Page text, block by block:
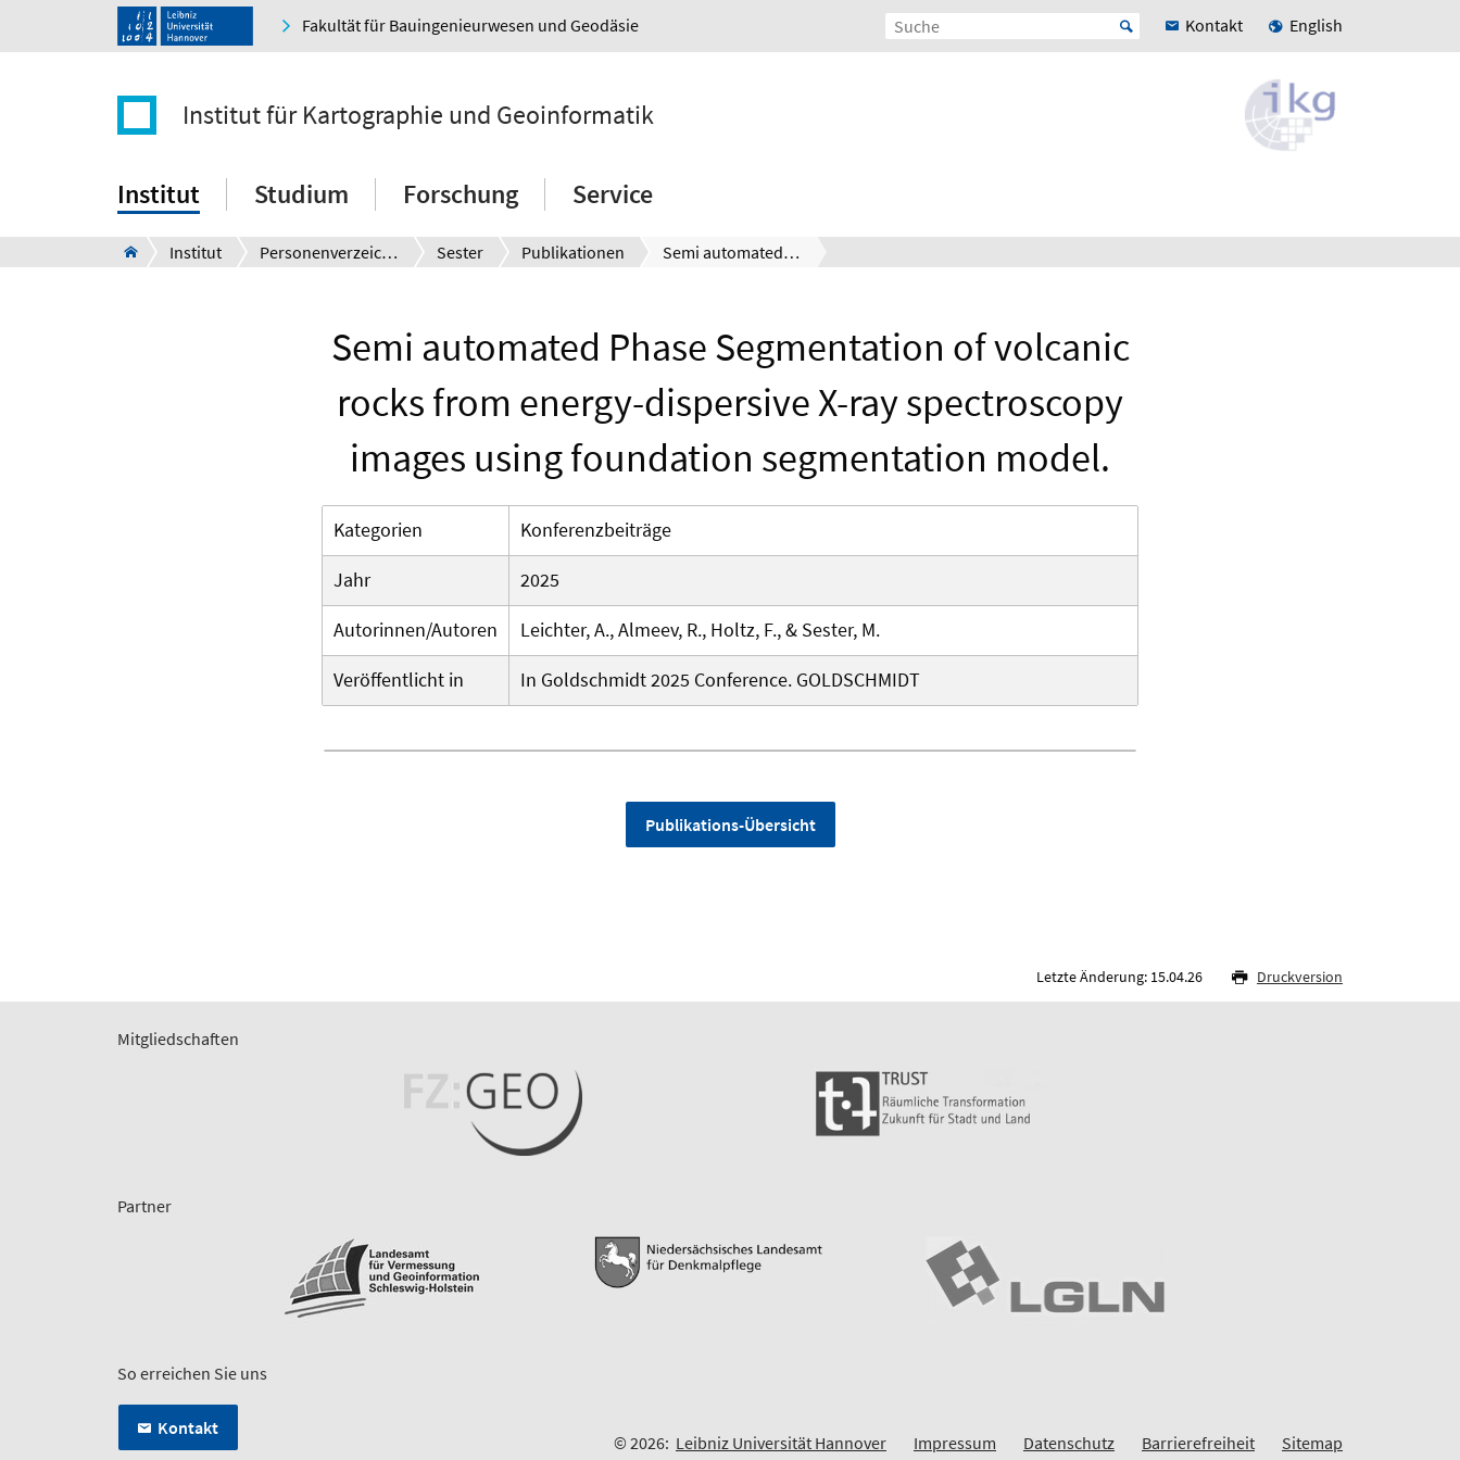
Fakultät für Bauingenieurwesen und Geodäsie Kontakt English
Institut für Kartographie und Geoinformatik
Institut Studium Forschung Service
Institut Personenverzeichnis Sester Publikationen Semi automated Phase Segmentation of volcanic rocks from energy-dispersive X-ray spectroscopy images using foundation segmentation model.
Semi automated Phase Segmentation of volcanic
rocks from energy-dispersive X-ray spectroscopy
images using foundation segmentation model.
Kategorien
Konferenzbeiträge
Jahr
2025
Autorinnen/Autoren
Leichter, A., Almeev, R., Holtz, F., & Sester, M.
Veröffentlicht in
In Goldschmidt 2025 Conference. GOLDSCHMIDT
Publikations-Übersicht
Letzte Änderung: 15.04.26 Druckversion
Mitgliedschaften
Partner
So erreichen Sie uns
Kontakt
© 2026: Leibniz Universität Hannover Impressum Datenschutz Barrierefreiheit Sitemap